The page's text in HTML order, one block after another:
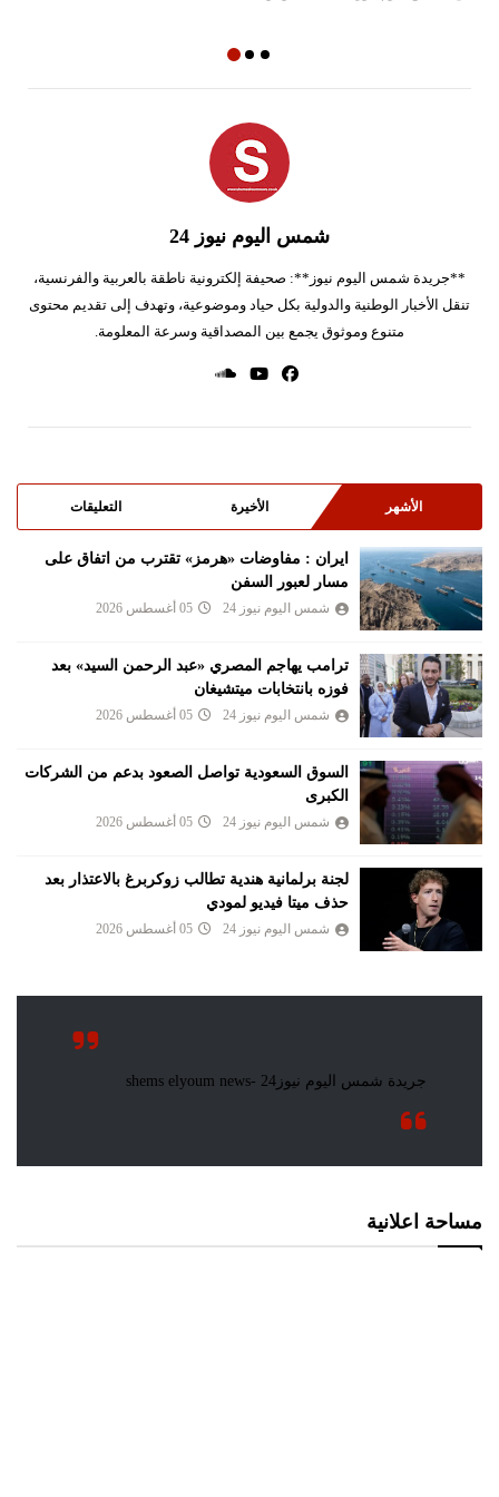
شمس اليوم نيوز 24
**جريدة شمس اليوم نيوز**: صحيفة إلكترونية ناطقة بالعربية والفرنسية،
تنقل الأخبار الوطنية والدولية بكل حياد وموضوعية، وتهدف إلى تقديم محتوى
متنوع وموثوق يجمع بين المصداقية وسرعة المعلومة.
الأشهر الأخيرة التعليقات
ايران : مفاوضات «هرمز» تقترب من اتفاق على
مسار لعبور السفن
شمس اليوم نيوز 24 05 أغسطس 2026
ترامب يهاجم المصري «عبد الرحمن السيد» بعد
فوزه بانتخابات ميتشيغان
شمس اليوم نيوز 24 05 أغسطس 2026
السوق السعودية تواصل الصعود بدعم من الشركات
الكبرى
شمس اليوم نيوز 24 05 أغسطس 2026
لجنة برلمانية هندية تطالب زوكربرغ بالاعتذار بعد
حذف ميتا فيديو لمودي
شمس اليوم نيوز 24 05 أغسطس 2026
مساحة اعلانية